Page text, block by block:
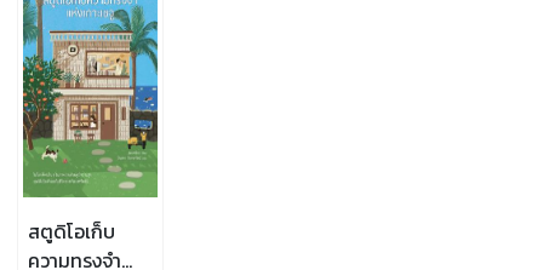
สตูดิโอเก็บ
ความทรงจำ